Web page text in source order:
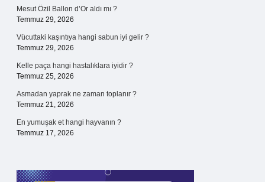
Mesut Özil Ballon d’Or aldı mı ?
Temmuz 29, 2026
Vücuttaki kaşıntıya hangi sabun iyi gelir ?
Temmuz 29, 2026
Kelle paça hangi hastalıklara iyidir ?
Temmuz 25, 2026
Asmadan yaprak ne zaman toplanır ?
Temmuz 21, 2026
En yumuşak et hangi hayvanın ?
Temmuz 17, 2026